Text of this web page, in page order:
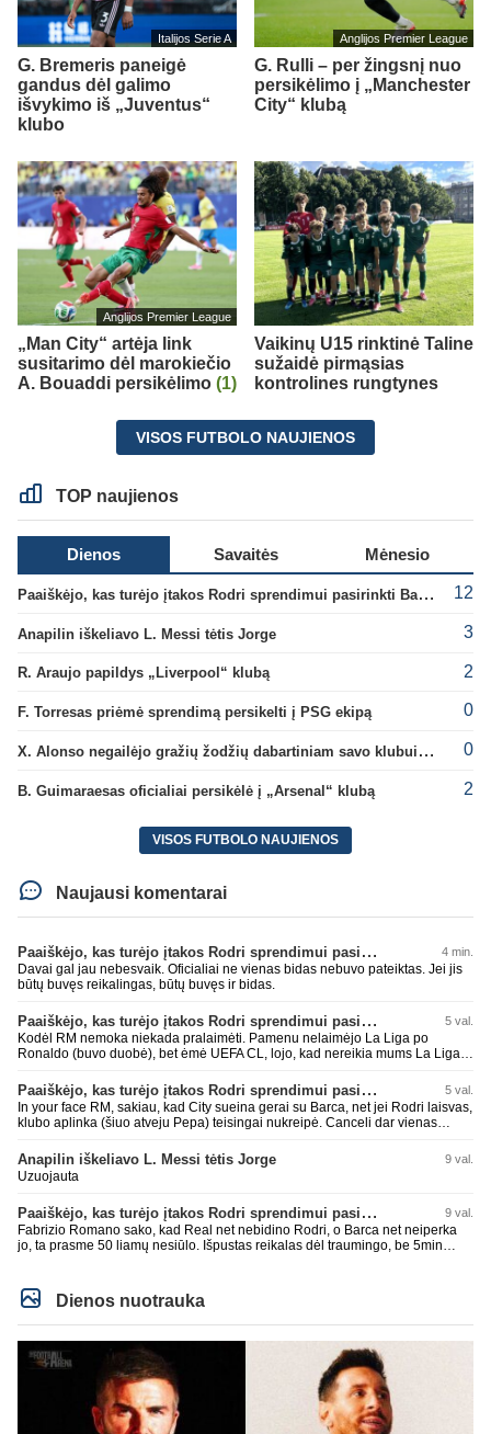
Italijos Serie A
G. Bremeris paneigė
gandus dėl galimo
išvykimo iš „Juventus“
klubo
Anglijos Premier League
G. Rulli – per žingsnį nuo
persikėlimo į „Manchester
City“ klubą
Anglijos Premier League
„Man City“ artėja link
susitarimo dėl marokiečio
A. Bouaddi persikėlimo (1)
Vaikinų U15 rinktinė Taline
sužaidė pirmąsias
kontrolines rungtynes
VISOS FUTBOLO NAUJIENOS
TOP naujienos
Dienos Savaitės Mėnesio
Paaiškėjo, kas turėjo įtakos Rodri sprendimui pasirinkti Barselonos pusę 12
Anapilin iškeliavo L. Messi tėtis Jorge 3
R. Araujo papildys „Liverpool“ klubą 2
F. Torresas priėmė sprendimą persikelti į PSG ekipą 0
X. Alonso negailėjo gražių žodžių dabartiniam savo klubui „Chelsea“ 0
B. Guimaraesas oficialiai persikėlė į „Arsenal“ klubą 2
VISOS FUTBOLO NAUJIENOS
Naujausi komentarai
Paaiškėjo, kas turėjo įtakos Rodri sprendimui pasirinkti Barselonos pusę 4 min.
Davai gal jau nebesvaik. Oficialiai ne vienas bidas nebuvo pateiktas. Jei jis
būtų buvęs reikalingas, būtų buvęs ir bidas.
Paaiškėjo, kas turėjo įtakos Rodri sprendimui pasirinkti Barselonos pusę 5 val.
Kodėl RM nemoka niekada pralaimėti. Pamenu nelaimėjo La Liga po
Ronaldo (buvo duobė), bet ėmė UEFA CL, lojo, kad nereikia mums La Liga,
laimėti La Liga. Dabar vėl gavo nuo Barcos ir Rodri ateina ne pas juos, vėl
nereikia mums jo, senas ir t.t. Gal davai vyriškai priimkit tuos pralaimėjimus
be kvailų nereikia, nenorim ir t.t.
Paaiškėjo, kas turėjo įtakos Rodri sprendimui pasirinkti Barselonos pusę 5 val.
In your face RM, sakiau, kad City sueina gerai su Barca, net jei Rodri laisvas,
klubo aplinka (šiuo atveju Pepa) teisingai nukreipė. Canceli dar vienas
Super
Anapilin iškeliavo L. Messi tėtis Jorge 9 val.
Uzuojauta
Paaiškėjo, kas turėjo įtakos Rodri sprendimui pasirinkti Barselonos pusę 9 val.
Fabrizio Romano sako, kad Real net nebidino Rodri, o Barca net neiperka
jo, ta prasme 50 liamų nesiūlo. Išpustas reikalas dėl traumingo, be 5min
Dienos nuotrauka